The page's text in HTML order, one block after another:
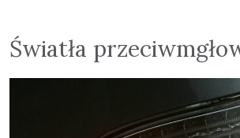
Światła